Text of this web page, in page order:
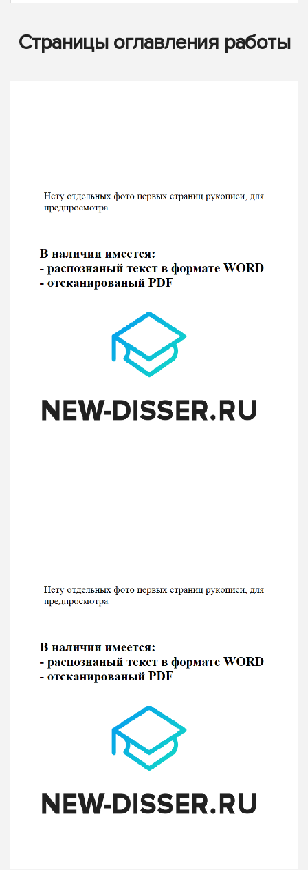
Страницы оглавления работы